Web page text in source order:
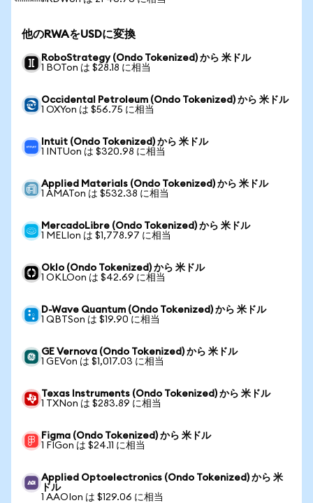
他のRWAをUSDに変換
RoboStrategy (Ondo Tokenized) から 米ドル
1 BOTon は $28.18 に相当
Occidental Petroleum (Ondo Tokenized) から 米ドル
1 OXYon は $56.75 に相当
Intuit (Ondo Tokenized) から 米ドル
1 INTUon は $320.98 に相当
Applied Materials (Ondo Tokenized) から 米ドル
1 AMATon は $532.38 に相当
MercadoLibre (Ondo Tokenized) から 米ドル
1 MELIon は $1,778.97 に相当
Oklo (Ondo Tokenized) から 米ドル
1 OKLOon は $42.69 に相当
D-Wave Quantum (Ondo Tokenized) から 米ドル
1 QBTSon は $19.90 に相当
GE Vernova (Ondo Tokenized) から 米ドル
1 GEVon は $1,017.03 に相当
Texas Instruments (Ondo Tokenized) から 米ドル
1 TXNon は $283.89 に相当
Figma (Ondo Tokenized) から 米ドル
1 FIGon は $24.11 に相当
Applied Optoelectronics (Ondo Tokenized) から 米
ドル
1 AAOIon は $129.06 に相当